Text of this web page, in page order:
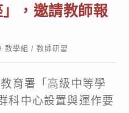
，邀請教師報
教學組 / 教師研習
育署「高級中等學
科中心設置與運作要